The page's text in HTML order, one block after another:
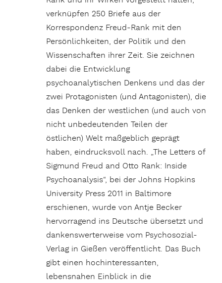
verknüpfen 250 Briefe aus der
Korrespondenz Freud-Rank mit den
Persönlichkeiten, der Politik und den
Wissenschaften ihrer Zeit. Sie zeichnen
dabei die Entwicklung
psychoanalytischen Denkens und das der
zwei Protagonisten (und Antagonisten), die
das Denken der westlichen (und auch von
nicht unbedeutenden Teilen der
östlichen) Welt maßgeblich geprägt
haben, eindrucksvoll nach. „The Letters of
Sigmund Freud and Otto Rank: Inside
Psychoanalysis“, bei der Johns Hopkins
University Press 2011 in Baltimore
erschienen, wurde von Antje Becker
hervorragend ins Deutsche übersetzt und
dankenswerterweise vom Psychosozial-
Verlag in Gießen veröffentlicht. Das Buch
gibt einen hochinteressanten,
lebensnahen Einblick in die